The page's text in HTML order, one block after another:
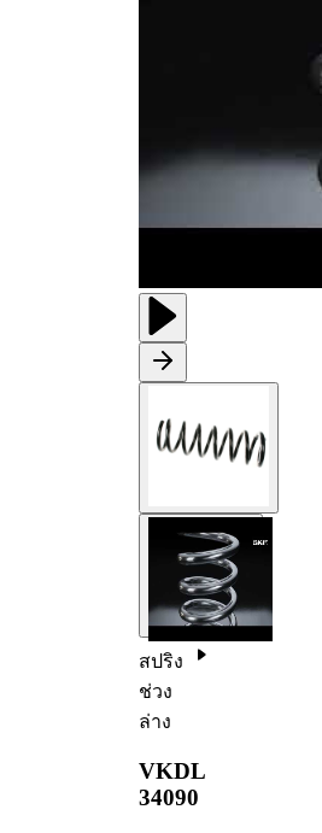
สปริง
ช่วง
ล่าง
VKDL
34090